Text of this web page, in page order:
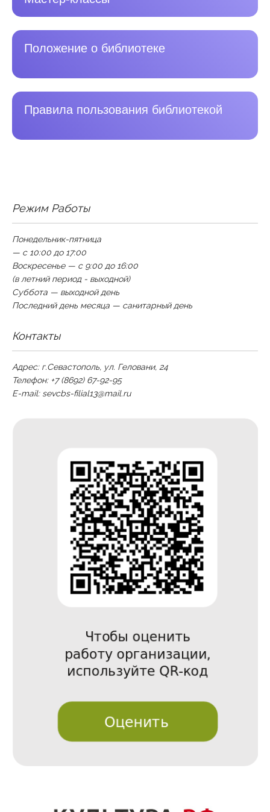
Положение о библиотеке
Правила пользования библиотекой
Режим Работы
Понедельник-пятница
— с 10:00 до 17:00
Воскресенье — с 9:00 до 16:00
(в летний период - выходной)
Суббота — выходной день
Последний день месяца — санитарный день
Контакты
Адрес: г.Севастополь, ул. Геловани, 24
Телефон: +7 (8692) 67-92-95
E-mail: sevcbs-filial13@mail.ru